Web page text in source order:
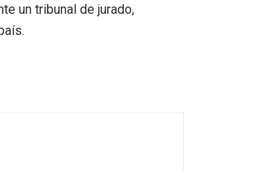
un tribunal de jurado,